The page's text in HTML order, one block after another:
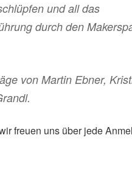
und all das
durch den
von Martin Ebner,
freuen uns über jede